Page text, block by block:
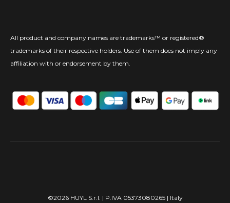
All product and company names are trademarks™ or registered®
trademarks of their respective holders. Use of them does not imply any
affiliation with or endorsement by them.
©2026 HUYL S.r.l. | P.IVA 05373080265 | Italy